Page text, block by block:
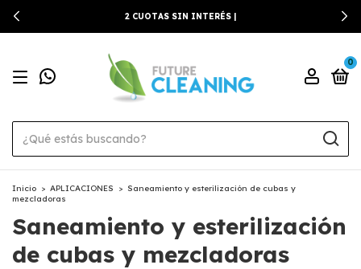
2 CUOTAS SIN INTERÉS |
0
Inicio > APLICACIONES > Saneamiento y esterilización de cubas y
mezcladoras
Saneamiento y esterilización
de cubas y mezcladoras